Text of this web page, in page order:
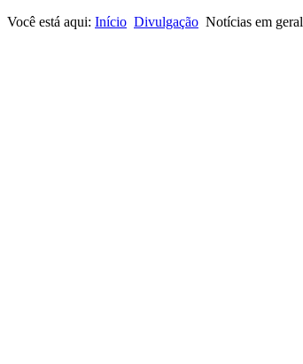
Você está aqui: Início Divulgação Notícias em geral